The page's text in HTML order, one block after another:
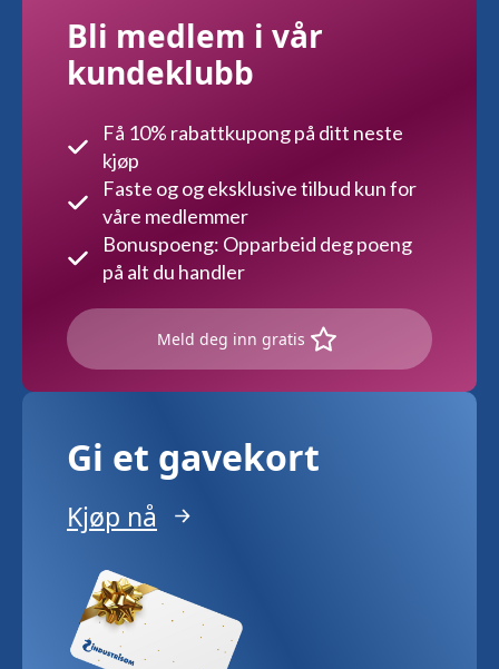
Bli medlem i vår
kundeklubb
Få 10% rabattkupong på ditt neste
kjøp
Faste og og eksklusive tilbud kun for
våre medlemmer
Bonuspoeng: Opparbeid deg poeng
på alt du handler
Meld deg inn gratis
Gi et gavekort
Kjøp nå